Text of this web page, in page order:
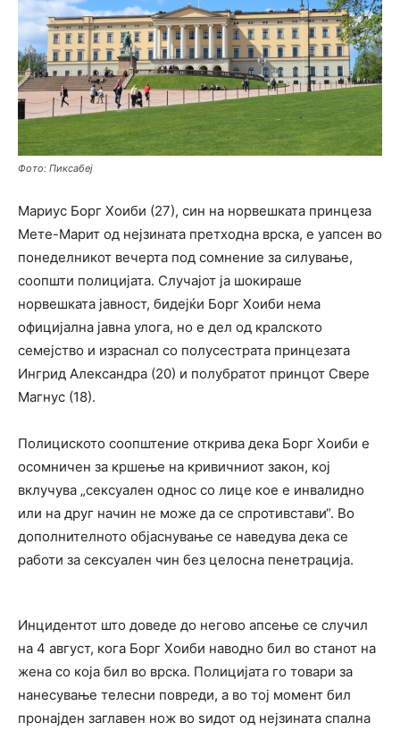
Фото: Пиксабеј
Мариус Борг Хоиби (27), син на норвешката принцеза
Мете-Марит од нејзината претходна врска, е уапсен во
понеделникот вечерта под сомнение за силување,
соопшти полицијата. Случајот ја шокираше
норвешката јавност, бидејќи Борг Хоиби нема
официјална јавна улога, но е дел од кралското
семејство и израснал со полусестрата принцезата
Ингрид Александра (20) и полубратот принцот Свере
Магнус (18).
Полициското соопштение открива дека Борг Хоиби е
осомничен за кршење на кривичниот закон, кој
вклучува „сексуален однос со лице кое е инвалидно
или на друг начин не може да се спротивстави“. Во
дополнителното објаснување се наведува дека се
работи за сексуален чин без целосна пенетрација.
Инцидентот што доведе до негово апсење се случил
на 4 август, кога Борг Хоиби наводно бил во станот на
жена со која бил во врска. Полицијата го товари за
нанесување телесни повреди, а во тој момент бил
пронајден заглавен нож во ѕидот од нејзината спална